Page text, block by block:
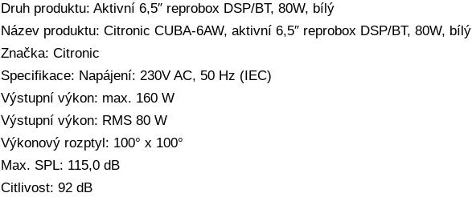
Druh produktu: Aktivní 6,5″ reprobox DSP/BT, 80W, bílý
Název produktu: Citronic CUBA-6AW, aktivní 6,5″ reprobox DSP/BT, 80W, bílý
Značka: Citronic
Specifikace: Napájení: 230V AC, 50 Hz (IEC)
Výstupní výkon: max. 160 W
Výstupní výkon: RMS 80 W
Výkonový rozptyl: 100° x 100°
Max. SPL: 115,0 dB
Citlivost: 92 dB